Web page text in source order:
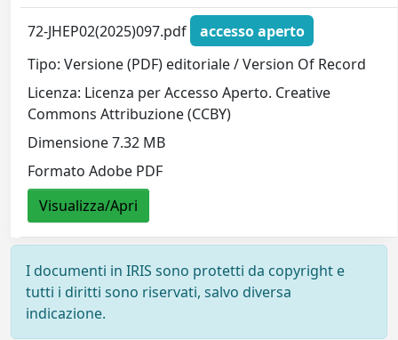
72-JHEP02(2025)097.pdf
accesso aperto
Tipo: Versione (PDF) editoriale / Version Of Record
Licenza: Licenza per Accesso Aperto. Creative
Commons Attribuzione (CCBY)
Dimensione 7.32 MB
Formato Adobe PDF
Visualizza/Apri
I documenti in IRIS sono protetti da copyright e
tutti i diritti sono riservati, salvo diversa
indicazione.